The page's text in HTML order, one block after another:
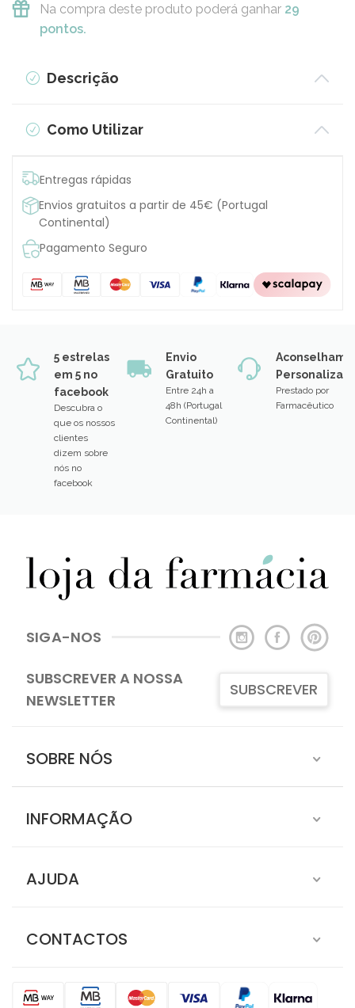
Na compra deste produto poderá ganhar 29
pontos.
Descrição
Como Utilizar
Entregas rápidas
Envios gratuitos a partir de 45€ (Portugal
Continental)
Pagamento Seguro
5 estrelas
em 5 no
facebook
Descubra o
que os nossos
clientes
dizem sobre
nós no
facebook
Envio
Gratuito
Entre 24h a
48h (Portugal
Continental)
Prestado por
Farmacêutico
SIGA-NOS
SUBSCREVER A NOSSA
NEWSLETTER
SUBSCREVER
SOBRE NÓS
INFORMAÇÃO
AJUDA
CONTACTOS